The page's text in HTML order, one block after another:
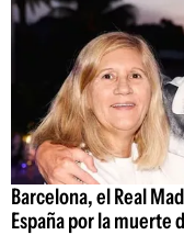
Barcelona, el Real
España por la muerte